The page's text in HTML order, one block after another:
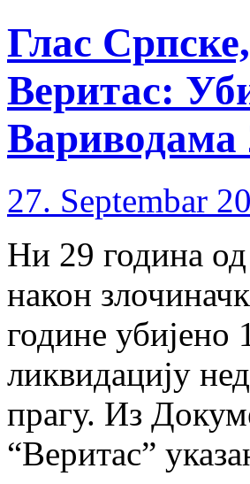
Глас
Веритас:
Вариводама
27. Septembar
Ни 29 година
након
године убијено
ликвидацију
прагу. Из
“Веритас”